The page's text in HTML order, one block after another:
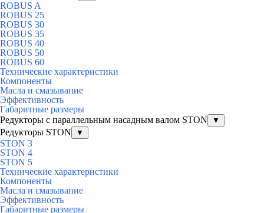
ROBUS A
ROBUS 25
ROBUS 30
ROBUS 35
ROBUS 40
ROBUS 50
ROBUS 60
Технические характеристики
Компоненты
Масла и смазывание
Эффективность
Габаритные размеры
Редукторы с параллельным насадным валом STON
▼
Редукторы STON ▼
STON 3
STON 4
STON 5
Технические характеристики
Компоненты
Масла и смазывание
Эффективность
Габаритные размеры